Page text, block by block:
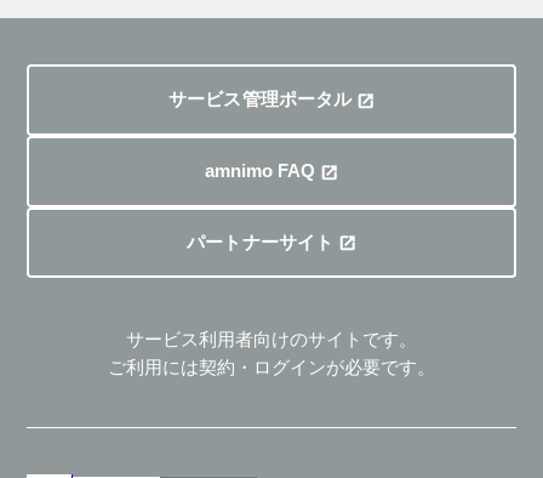
サービス管理ポータル
amnimo FAQ
パートナーサイト
サービス利用者向けのサイトです。
ご利用には契約・ログインが必要です。